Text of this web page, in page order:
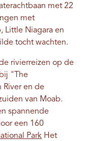
met 22
met
Little Niagara en
tocht wachten.
rivierreizen op de
"The
River en de
van Moab.
spannende
een 160
Park Het